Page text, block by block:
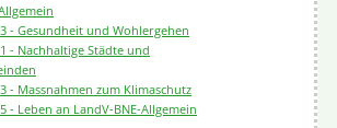
- Gesundheit und Wohlergehen
- Nachhaltige Städte und
- Massnahmen zum Klimaschutz
- Leben an LandV-BNE-Allgemein